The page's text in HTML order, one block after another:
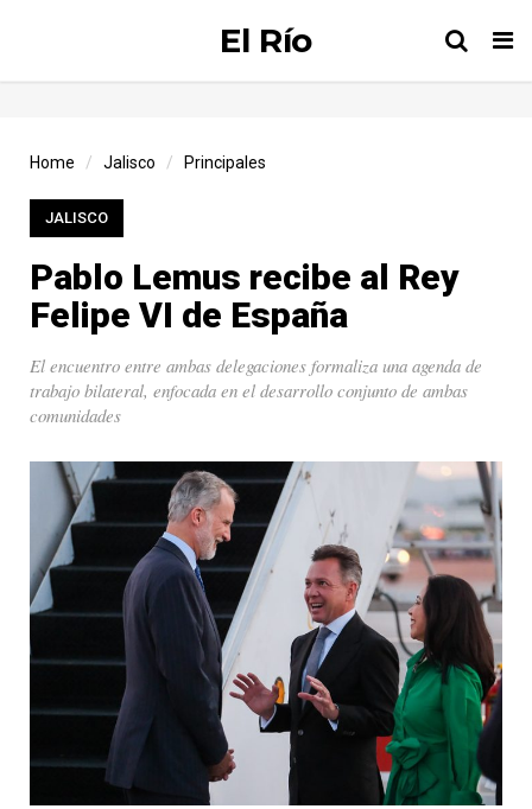
El Río
Home Jalisco Principales
JALISCO
Pablo Lemus recibe al Rey
Felipe VI de España
El encuentro entre ambas delegaciones formaliza una agenda de
trabajo bilateral, enfocada en el desarrollo conjunto de ambas
comunidades